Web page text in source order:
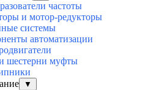
частоты
и мотор-редукторы
системы
автоматизации
шестерни муфты
▼